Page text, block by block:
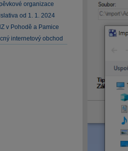
organizace
od 1. 1. 2024
v Pohodě a Pamice
internetový obchod